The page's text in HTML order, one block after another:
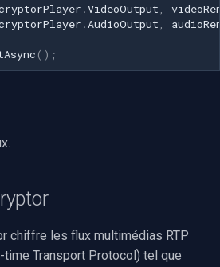
.VideoOutput
. AudioOutput
();
chiffre les flux multimédias RTP
time Transport Protocol) tel que